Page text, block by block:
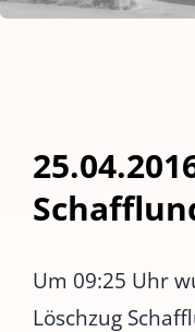
Um 09:25 Uhr
Löschzug